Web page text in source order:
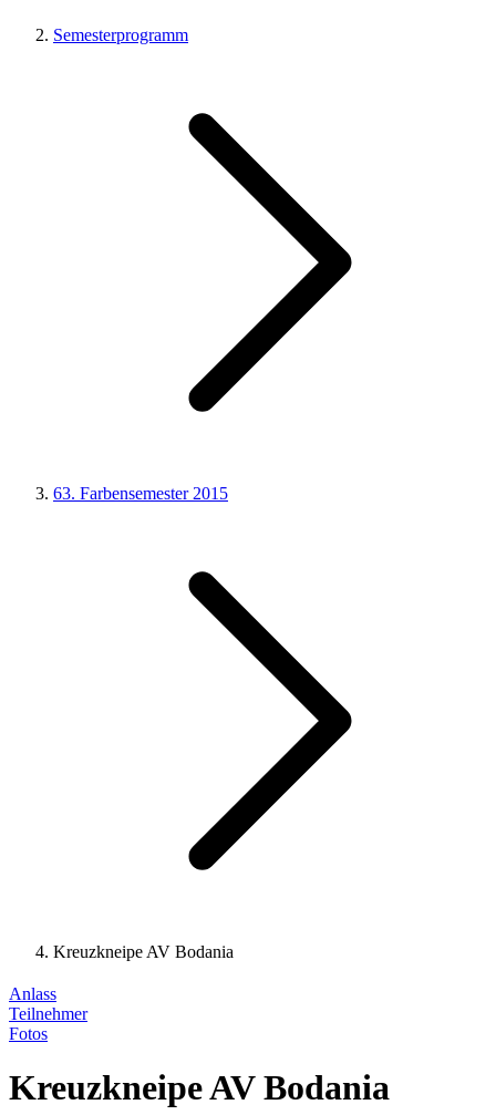
Semesterprogramm
63. Farbensemester 2015
Kreuzkneipe AV Bodania
Anlass
Teilnehmer
Fotos
Kreuzkneipe AV Bodania